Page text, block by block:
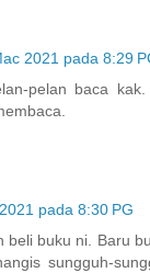
2021 pada 8:29
pelan baca
pada 8:30 PG
beli buku ni. Baru
sungguh-